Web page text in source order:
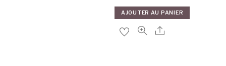
AJOUTER AU PANIER